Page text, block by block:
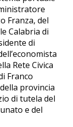
Franza, del
Calabria di
di
Rete Civica
Franco
provincia
di tutela del
e del